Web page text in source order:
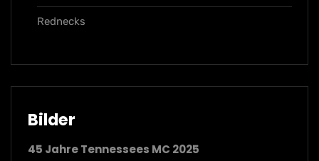
Rednecks
Bilder
45 Jahre Tennessees MC 2025